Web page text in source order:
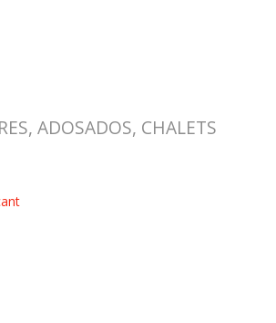
ADOSADOS, CHALETS